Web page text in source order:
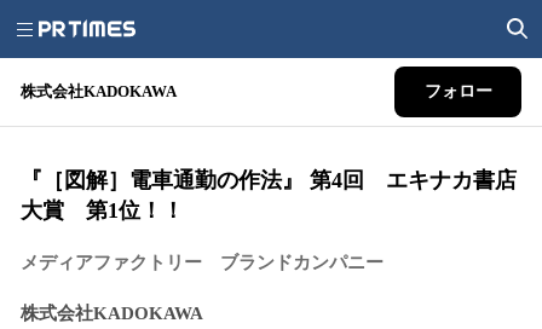
株式会社KADOKAWA フォロー
『［図解］電車通勤の作法』 第4回 エキナカ書店
大賞 第1位！！
メディアファクトリー ブランドカンパニー
株式会社KADOKAWA